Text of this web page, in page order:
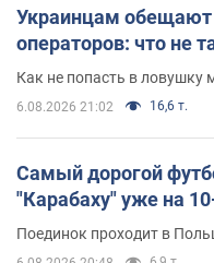
Украинцам обещают
операторов: что не
Как не попасть в ловушку
6.08.2026 21:02 16,6 т.
Самый дорогой
"Карабаху" уже на
Поединок проходит в